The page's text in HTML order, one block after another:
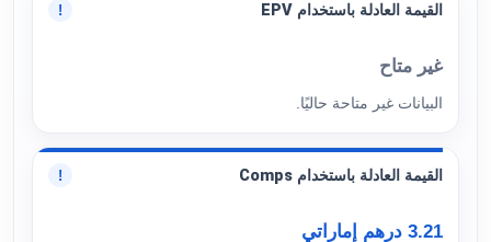
القيمة العادلة باستخدام EPV !
غير متاح
البيانات غير متاحة حاليًا.
القيمة العادلة باستخدام Comps !
3.21 درهم إماراتي